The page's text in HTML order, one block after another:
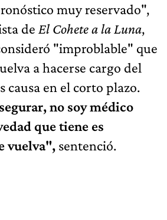
muy reservado",
de El Cohete a la Luna,
"improblable" que
a hacerse cargo del
causa en el corto plazo.
no soy médico
que tiene es
vuelva", sentenció.